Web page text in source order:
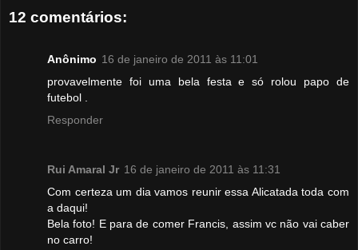
12 comentários:
Anônimo 16 de janeiro de 2011 às 11:01
provavelmente foi uma bela festa e só rolou papo de
futebol .
Responder
Rui Amaral Jr 16 de janeiro de 2011 às 11:31
Com certeza um dia vamos reunir essa Alicatada toda com
a daqui!
Bela foto! E para de comer Francis, assim vc não vai caber
no carro!